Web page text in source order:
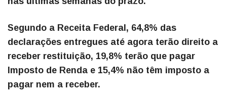
Segundo a Receita Federal, 64,8% das
declarações entregues até agora terão direito a
receber restituição, 19,8% terão que pagar
Imposto de Renda e 15,4% não têm imposto a
pagar nem a receber.